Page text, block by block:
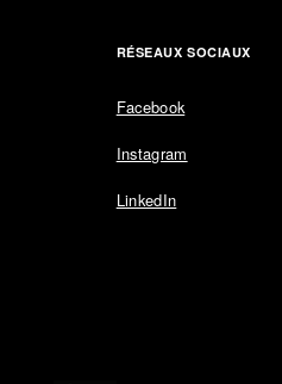
RÉSEAUX SOCIAUX
Facebook
Instagram
LinkedIn